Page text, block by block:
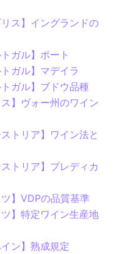
ス】イングランドの
ガル】ポート
ガル】マデイラ
ガル】ブドウ品種
】ヴォー州のワイン
トリア】ワイン法と
トリア】プレディカ
】VDPの品質基準
】特定ワイン生産地
ン】熟成規定